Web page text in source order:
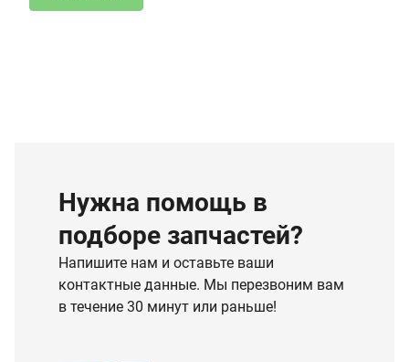
Нужна помощь в
подборе запчастей?
Напишите нам и оставьте ваши
контактные данные. Мы перезвоним вам
в течение 30 минут или раньше!